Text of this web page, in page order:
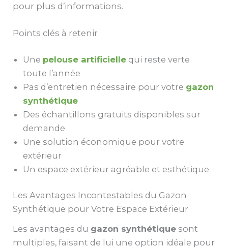
pour plus d’informations.
Points clés à retenir
Une pelouse artificielle qui reste verte
toute l’année
Pas d’entretien nécessaire pour votre gazon
synthétique
Des échantillons gratuits disponibles sur
demande
Une solution économique pour votre
extérieur
Un espace extérieur agréable et esthétique
Les Avantages Incontestables du Gazon
Synthétique pour Votre Espace Extérieur
Les avantages du gazon synthétique sont
multiples, faisant de lui une option idéale pour